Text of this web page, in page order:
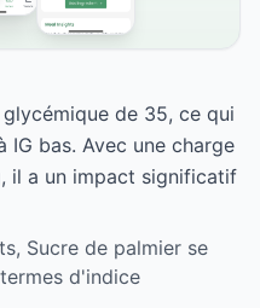
de 35, ce qui
IG bas. Avec une charge
il a un impact significatif
Sucre de palmier se
d'indice